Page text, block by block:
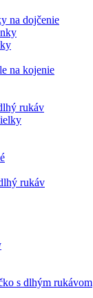
na dojčenie
na kojenie
rukáv
rukáv
s dlhým rukávom